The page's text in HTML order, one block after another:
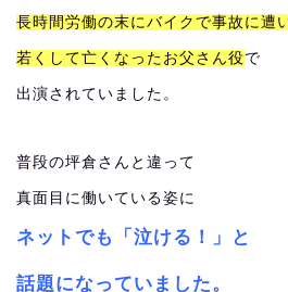
長時間労働の末にバイクで事故に遭
若くして亡くなったお父さん役で
出演されていました。
普段の坪倉さんと違って
真面目に働いている姿に
ネットでも「泣ける！」と
話題になっていました。